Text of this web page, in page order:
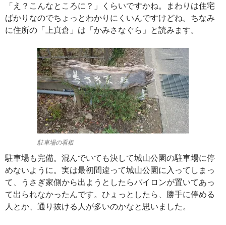
「え？こんなところに？」くらいですかね。まわりは住宅
ばかりなのでちょっとわかりにくいんですけどね。ちなみ
に住所の「上真倉」は「かみさなぐら」と読みます。
駐車場の看板
駐車場も完備。混んでいても決して城山公園の駐車場に停
めないように。実は最初間違って城山公園に入ってしまっ
て、うさぎ家側から出ようとしたらパイロンが置いてあっ
て出られなかったんです。ひょっとしたら、勝手に停める
人とか、通り抜ける人が多いのかなと思いました。